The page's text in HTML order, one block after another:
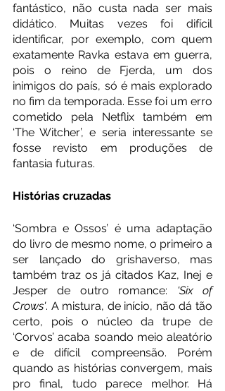
fantástico, não custa nada ser mais
didático. Muitas vezes foi difícil
identificar, por exemplo, com quem
exatamente Ravka estava em guerra,
pois o reino de Fjerda, um dos
inimigos do país, só é mais explorado
no fim da temporada. Esse foi um erro
cometido pela Netflix também em
‘The Witcher’, e seria interessante se
fosse revisto em produções de
fantasia futuras.
Histórias cruzadas
‘Sombra e Ossos’ é uma adaptação
do livro de mesmo nome, o primeiro a
ser lançado do grishaverso, mas
também traz os já citados Kaz, Inej e
Jesper de outro romance: ‘Six of
Crows'. A mistura, de início, não dá tão
certo, pois o núcleo da trupe de
‘Corvos’ acaba soando meio aleatório
e de difícil compreensão. Porém
quando as histórias convergem, mais
pro final, tudo parece melhor. Há